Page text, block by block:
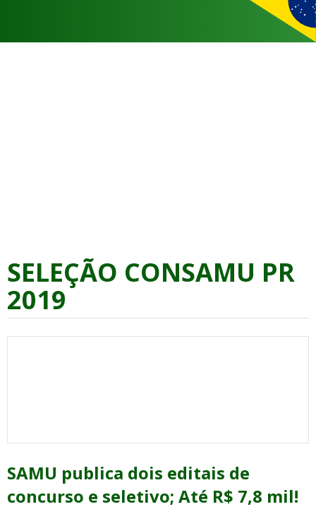
SELEÇÃO CONSAMU PR
2019
SAMU publica dois editais de
concurso e seletivo; Até R$ 7,8 mil!